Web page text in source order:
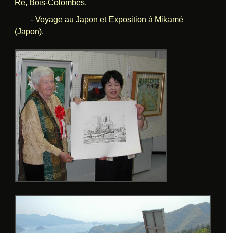
Ré, Bois-Colombes.
- Voyage au Japon et Exposition à Mikamé
(Japon).